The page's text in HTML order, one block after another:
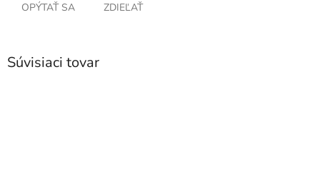
OPÝTAŤ SA ZDIEĽAŤ
Súvisiaci tovar